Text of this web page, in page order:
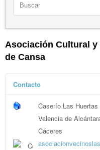
Asociación Cultural y
de Cansa
Contacto
Caserío Las Huertas
Valencia de
Cáceres